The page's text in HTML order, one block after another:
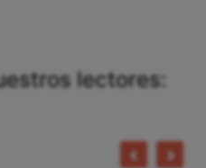
lectores: